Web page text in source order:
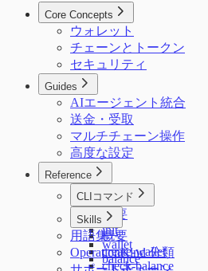
Core Concepts
ウォレット
チェーンとトークン
セキュリティ
Guides
AIエージェント統合
送金・受取
マルチチェーン操作
高度な設定
Reference
CLIコマンド
概要
init
wallet
balance
Skills
概要
create-wallet
check-balance
用語集
OperationKind 分類